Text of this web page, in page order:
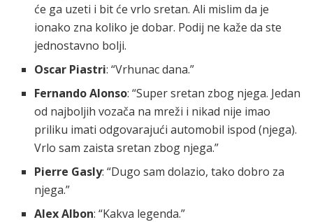
će ga uzeti i bit će vrlo sretan. Ali mislim da je
ionako zna koliko je dobar. Podij ne kaže da ste
jednostavno bolji.
Oscar Piastri: “Vrhunac dana.”
Fernando Alonso: “Super sretan zbog njega. Jedan
od najboljih vozača na mreži i nikad nije imao
priliku imati odgovarajući automobil ispod (njega).
Vrlo sam zaista sretan zbog njega.”
Pierre Gasly: “Dugo sam dolazio, tako dobro za
njega.”
Alex Albon: “Kakva legenda.”